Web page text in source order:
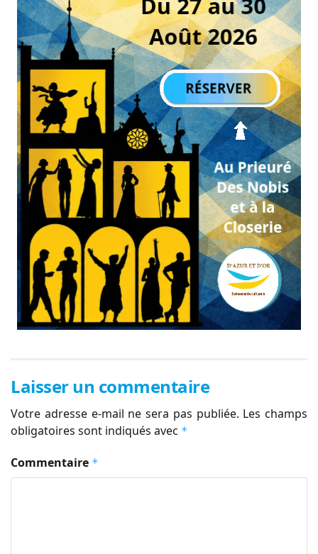
Laisser un commentaire
Votre adresse e-mail ne sera pas publiée. Les champs
obligatoires sont indiqués avec *
Commentaire *